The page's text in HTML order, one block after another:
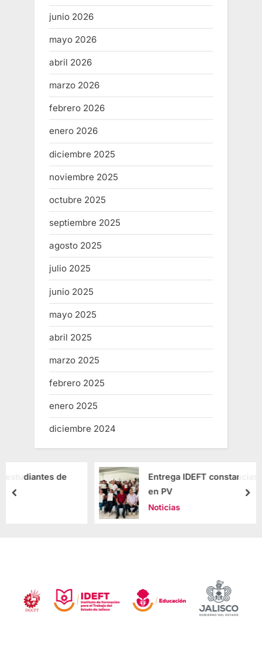
junio 2026
mayo 2026
abril 2026
marzo 2026
febrero 2026
enero 2026
diciembre 2025
noviembre 2025
octubre 2025
septiembre 2025
agosto 2025
julio 2025
junio 2025
mayo 2025
abril 2025
marzo 2025
febrero 2025
enero 2025
diciembre 2024
Entrega IDEFT constancias de capacitación
en PV
Noticias